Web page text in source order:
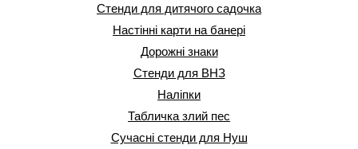
Стенди для дитячого садочка
Настінні карти на банері
Дорожні знаки
Стенди для ВНЗ
Наліпки
Табличка злий пес
Сучасні стенди для Нуш